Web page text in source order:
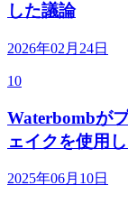
した議論
2026年02月24日
10
Waterbombが
ェイクを使用
2025年06月10日